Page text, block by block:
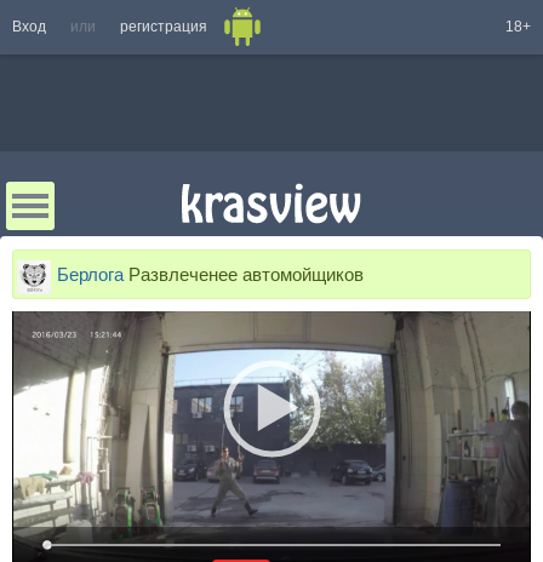
Вход или регистрация 18+
Берлога Развлеченее автомойщиков